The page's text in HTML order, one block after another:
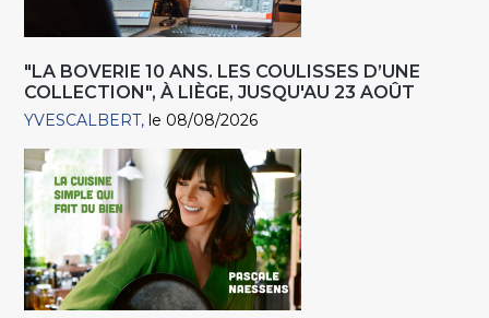
"LA BOVERIE 10 ANS. LES COULISSES D’UNE
COLLECTION", À LIÈGE, JUSQU'AU 23 AOÛT
YVESCALBERT le 08/08/2026